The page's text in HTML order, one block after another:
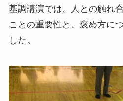
基調講演では、人との触れ
ことの重要性と、褒め方に
した。